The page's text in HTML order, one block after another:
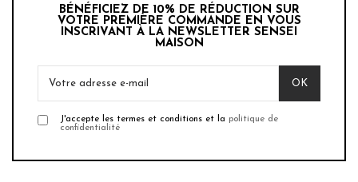
BÉNÉFICIEZ DE 10% DE RÉDUCTION SUR
VOTRE PREMIÈRE COMMANDE EN VOUS
INSCRIVANT À LA NEWSLETTER SENSEI
MAISON
J'accepte les termes et conditions et la politique de
confidentialité